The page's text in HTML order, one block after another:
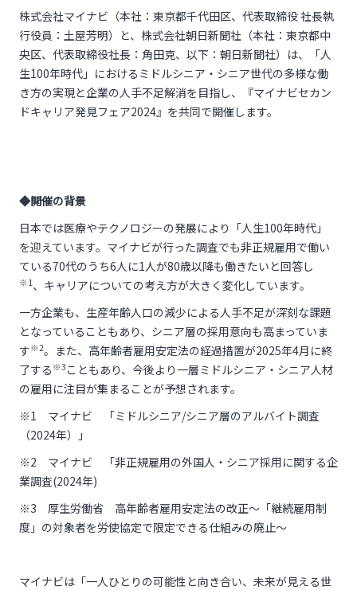
株式会社マイナビ（本社：東京都千代田区、代表取締役 社長執
行役員：土屋芳明）と、株式会社朝日新聞社（本社：東京都中
央区、代表取締役社長：角田克、以下：朝日新聞社）は、「人
生100年時代」におけるミドルシニア・シニア世代の多様な働
き方の実現と企業の人手不足解消を目指し、『マイナビセカン
ドキャリア発見フェア2024』を共同で開催します。
◆開催の背景
日本では医療やテクノロジーの発展により「人生100年時代」
を迎えています。マイナビが行った調査でも非正規雇用で働い
ている70代のうち6人に1人が80歳以降も働きたいと回答し
※1 、キャリアについての考え方が大きく変化しています。
一方企業も、生産年齢人口の減少による人手不足が深刻な課題
となっていることもあり、シニア層の採用意向も高まっていま
す※2。また、高年齢者雇用安定法の経過措置が2025年4月に終
了する ※3 こともあり、今後より一層ミドルシニア・シニア人材
の雇用に注目が集まることが予想されます。
※1 マイナビ 「ミドルシニア/シニア層のアルバイト調査
（2024年）」
※2 マイナビ 「非正規雇用の外国人・シニア採用に関する企
業調査(2024年)
※3 厚生労働省 高年齢者雇用安定法の改正～「継続雇用制
度」の対象者を労使協定で限定できる仕組みの廃止～
マイナビは「一人ひとりの可能性と向き合い、未来が見える世